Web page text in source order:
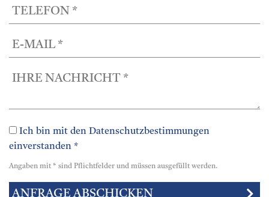
Ich bin mit den Datenschutzbestimmungen
einverstanden *
Angaben mit * sind Pflichtfelder und müssen ausgefüllt werden.